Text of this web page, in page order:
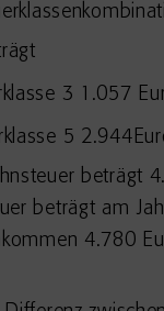
3 1.057
5
beträgt
beträgt am
4.780